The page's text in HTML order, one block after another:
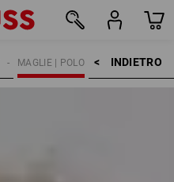
INDIETRO    >
MAGLIE | POLO